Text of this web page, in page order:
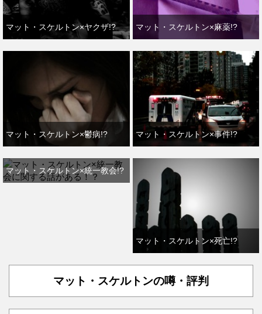
マット・スケルトン×ヤクザ!? マット・スケルトン×麻薬!?
マット・スケルトン×鬱病!? マット・スケルトン×事件!?
マット・スケルトン×統一教会!?
マット・スケルトン×死亡!?
マット・スケルトンの噂・評判